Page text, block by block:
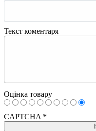
Текст коментаря
Оцінка товару
CAPTCHA *